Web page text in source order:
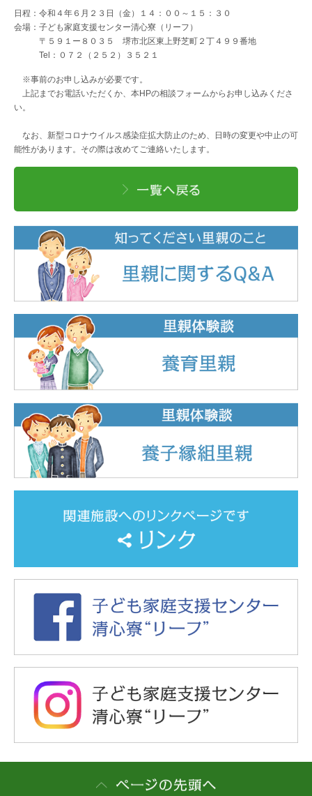
日程：令和４年６月２３日（金）１４：００～１５：３０
会場：子ども家庭支援センター清心寮（リーフ）
〒５９１ー８０３５ 堺市北区東上野芝町２丁４９９番地
Tel：０７２（２５２）３５２１
※事前のお申し込みが必要です。
上記までお電話いただくか、本HPの相談フォームからお申し込みくださ
い。
なお、新型コロナウイルス感染症拡大防止のため、日時の変更や中止の可
能性があります。その際は改めてご連絡いたします。
問い合わせ・申し込み